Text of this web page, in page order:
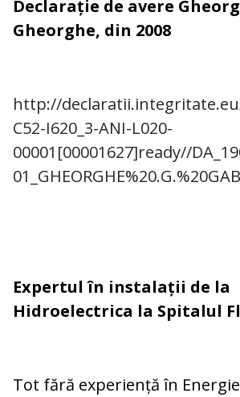
Declarație de avere
Gheorghe, din 2008
http://declaratii.integritate.eu/
C52-I620_3-ANI-L020-
00001[00001627]ready//
Expertul în instalații de la
Hidroelectrica la Spitalul
Tot fără experiență în